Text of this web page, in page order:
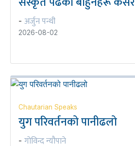
- अर्जुन पन्थी
2026-08-02
Chautarian Speaks
युग परिवर्तनको पानीढलो
- गोविन्द न्यौपाने